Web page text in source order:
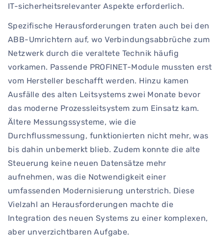
IT-sicherheitsrelevanter Aspekte erforderlich.
Spezifische Herausforderungen traten auch bei den
ABB-Umrichtern auf, wo Verbindungsabbrüche zum
Netzwerk durch die veraltete Technik häufig
vorkamen. Passende PROFINET-Module mussten erst
vom Hersteller beschafft werden. Hinzu kamen
Ausfälle des alten Leitsystems zwei Monate bevor
das moderne Prozessleitsystem zum Einsatz kam.
Ältere Messungssysteme, wie die
Durchflussmessung, funktionierten nicht mehr, was
bis dahin unbemerkt blieb. Zudem konnte die alte
Steuerung keine neuen Datensätze mehr
aufnehmen, was die Notwendigkeit einer
umfassenden Modernisierung unterstrich. Diese
Vielzahl an Herausforderungen machte die
Integration des neuen Systems zu einer komplexen,
aber unverzichtbaren Aufgabe.